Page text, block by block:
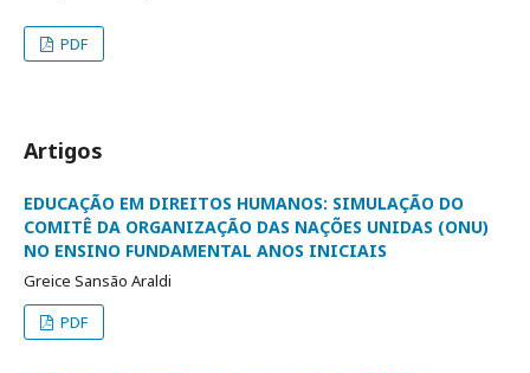
PDF
Artigos
EDUCAÇÃO EM DIREITOS HUMANOS: SIMULAÇÃO DO
COMITÊ DA ORGANIZAÇÃO DAS NAÇÕES UNIDAS (ONU)
NO ENSINO FUNDAMENTAL ANOS INICIAIS
Greice Sansão Araldi
PDF